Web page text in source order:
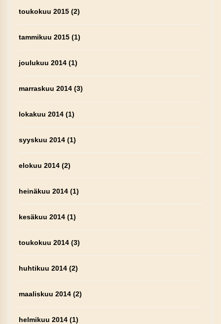
toukokuu 2015(2)
tammikuu 2015(1)
joulukuu 2014(1)
marraskuu 2014(3)
lokakuu 2014(1)
syyskuu 2014(1)
elokuu 2014(2)
heinäkuu 2014(1)
kesäkuu 2014(1)
toukokuu 2014(3)
huhtikuu 2014(2)
maaliskuu 2014(2)
helmikuu 2014(1)